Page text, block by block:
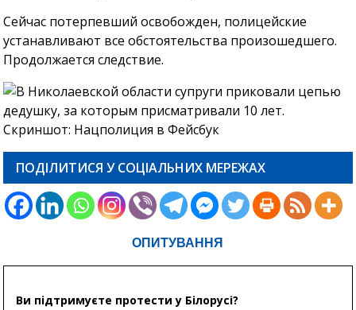
Сейчас потерпевший освобожден, полицейские
устанавливают все обстоятельства произошедшего.
Продолжается следствие.
ПОДІЛИТИСЯ У СОЦІАЛЬНИХ МЕРЕЖАХ
ОПИТУВАННЯ
Ви підтримуєте протести у Білорусі?